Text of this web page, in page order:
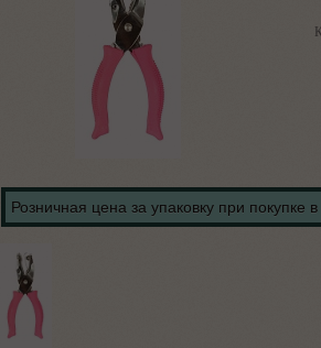
Розничная цена за упаковку при покупке